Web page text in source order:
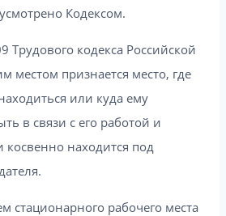
Кодексом.
Трудового кодекса Российской
местом признается место, где
или куда ему
в связи с его работой и
косвенно находится под
стационарного рабочего места